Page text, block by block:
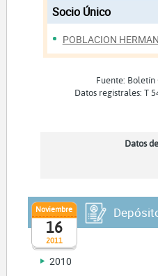
Socio Único
POBLACION
Fuente:
Datos registrales: T
Datos
2011
Noviembre
16
2010